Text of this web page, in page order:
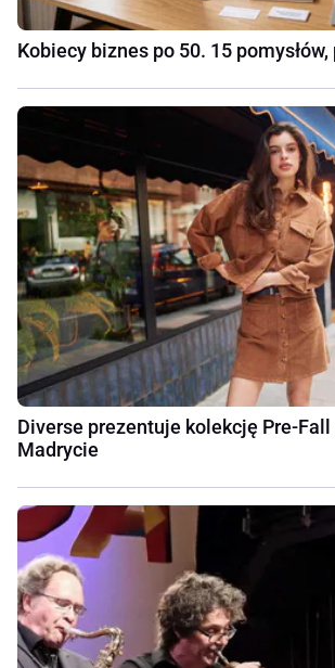
Kobiecy biznes po 50. 15
Diverse prezentuje kolekcję Pre-Fall
Madrycie